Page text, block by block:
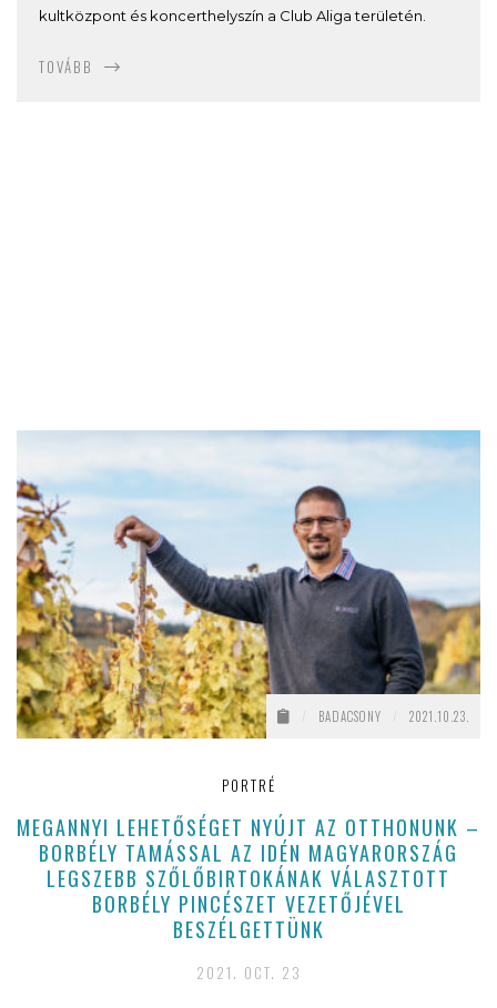
kultközpont és koncerthelyszín a Club Aliga területén.
TOVÁBB
BADACSONY 2021.10.23.
PORTRÉ
MEGANNYI LEHETŐSÉGET NYÚJT AZ OTTHONUNK –
BORBÉLY TAMÁSSAL AZ IDÉN MAGYARORSZÁG
LEGSZEBB SZŐLŐBIRTOKÁNAK VÁLASZTOTT
BORBÉLY PINCÉSZET VEZETŐJÉVEL
BESZÉLGETTÜNK
2021. OCT. 23